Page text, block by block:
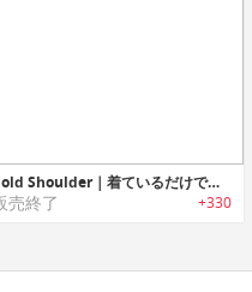
Cold Shoulder｜着ているだけで脂肪を燃焼する魔法のベスト「コールドショルダープロ」
売終了 +330